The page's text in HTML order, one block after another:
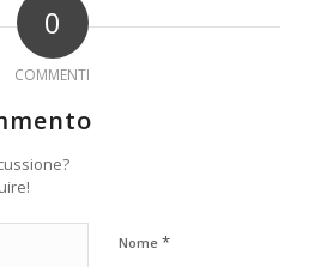
0
COMMENTI
Nome *